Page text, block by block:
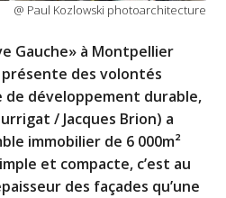
@ Paul Kozlowski photoarchitecture
Gauche» à Montpellier
des volontés
de développement durable,
/ Jacques Brion) a
immobilier de 6 000m²
et compacte, c’est au
des façades qu’une